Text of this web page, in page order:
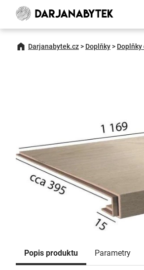
Darjanabytek.cz> Doplňky> Doplňky
Popis produktu Parametry